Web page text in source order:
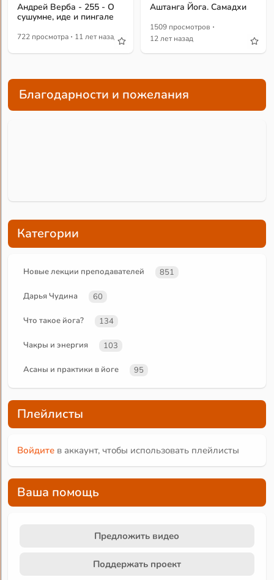
Андрей Верба - 255 - О
сушумне, иде и пингале
722 просмотра · 11 лет назад
Аштанга Йога. Самадхи
1509 просмотров ·
12 лет назад
Благодарности и пожелания
Категории
Новые лекции преподавателей 851
Дарья Чудина 60
Что такое йога? 134
Чакры и энергия 103
Асаны и практики в йоге 95
Плейлисты
Войдите в аккаунт, чтобы использовать плейлисты
Ваша помощь
Предложить видео
Поддержать проект